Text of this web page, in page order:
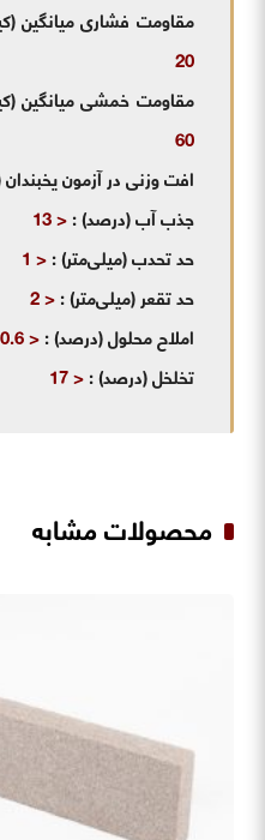
مقاومت فشاری میانگین
20
مقاومت خمشی میانگین
60
افت وزنی در آزمون
جذب آب (درصد):
< 13
حد تحدب (میلی‌متر):
< 1
حد تقعر (میلی‌متر):
< 2
املاح محلول (درصد):
< 0.6
تخلخل (درصد):
< 17
محصولات مشابه